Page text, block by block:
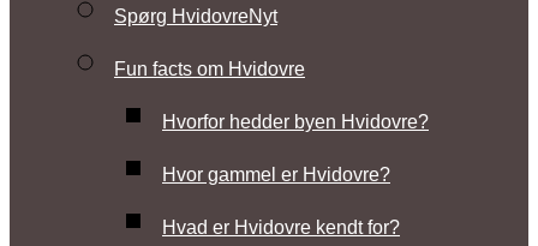
Spørg HvidovreNyt
Fun facts om Hvidovre
Hvorfor hedder byen Hvidovre?
Hvor gammel er Hvidovre?
Hvad er Hvidovre kendt for?